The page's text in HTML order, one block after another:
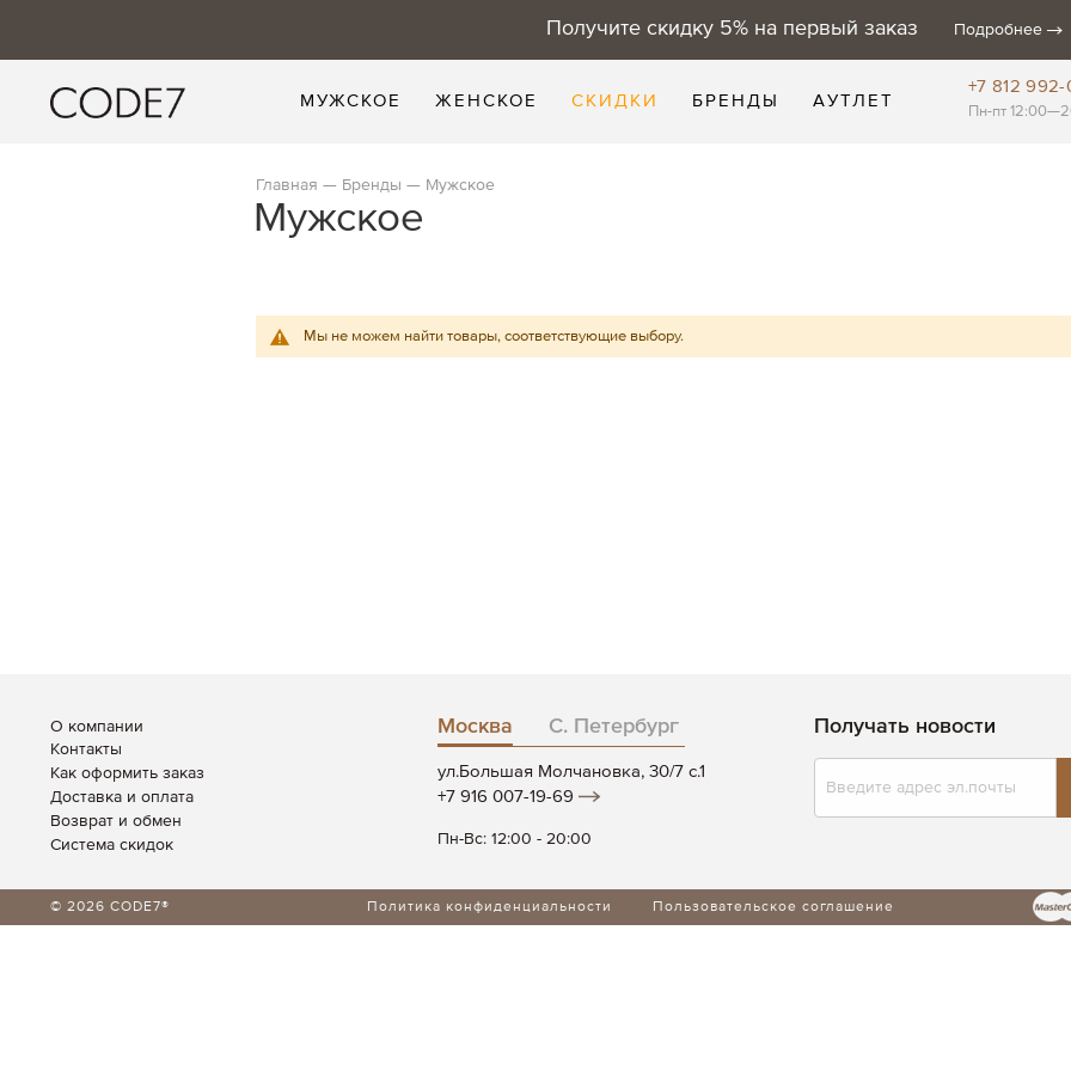
Получите скидку 5% на первый заказ Подробнее
МУЖСКОЕ ЖЕНСКОЕ СКИДКИ БРЕНДЫ АУТЛЕТ
+7 812 992-
Пн-пт
Главная Бренды Мужское
Мужское
Мы не можем найти товары, соответствующие выбору.
О компании
Контакты
Как оформить заказ
Доставка и оплата
Возврат и обмен
Система скидок
Москва С. Петербург
ул.Большая Молчановка, 30/7 c.1
+7 916 007-19-69
Пн-Вс: 12:00 - 20:00
Получать новости
Подписаться
на
© 2026 CODE7® Политика конфиденциальности Пользовательское соглашение